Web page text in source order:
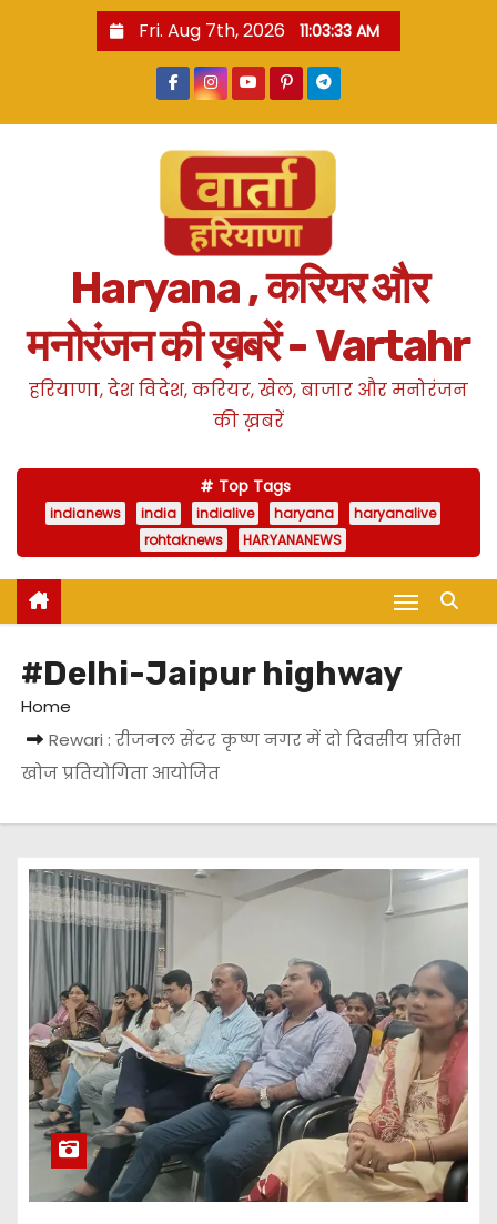
Fri. Aug 7th, 2026 11:03:34 AM
Haryana , करियर और
मनोरंजन की ख़बरें - Vartahr
हरियाणा, देश विदेश, करियर, खेल, बाजार और मनोरंजन
की ख़बरें
Top Tags
indianews india indialive haryana
haryanalive
rohtaknews
HARYANANEWS
#Delhi-Jaipur highway
Home
Rewari : रीजनल सेंटर कृष्ण नगर में दो दिवसीय प्रतिभा
खोज प्रतियोगिता आयोजित